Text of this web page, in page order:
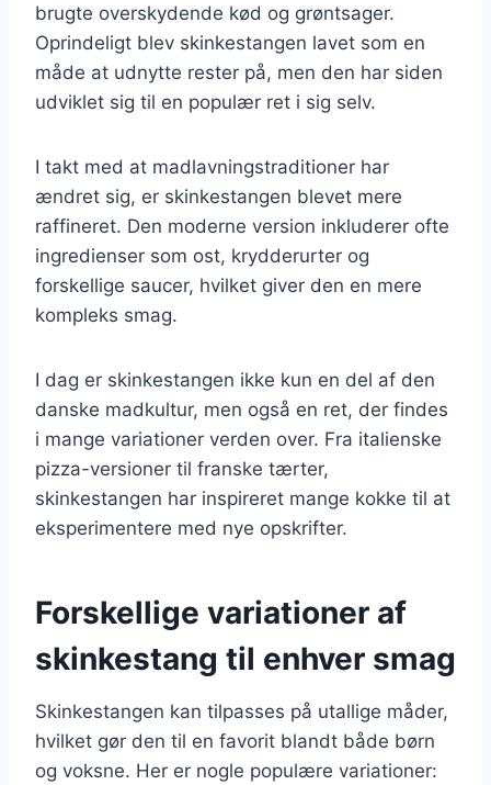
brugte overskydende kød og grøntsager.
Oprindeligt blev skinkestangen lavet som en
måde at udnytte rester på, men den har siden
udviklet sig til en populær ret i sig selv.
I takt med at madlavningstraditioner har
ændret sig, er skinkestangen blevet mere
raffineret. Den moderne version inkluderer ofte
ingredienser som ost, krydderurter og
forskellige saucer, hvilket giver den en mere
kompleks smag.
I dag er skinkestangen ikke kun en del af den
danske madkultur, men også en ret, der findes
i mange variationer verden over. Fra italienske
pizza-versioner til franske tærter,
skinkestangen har inspireret mange kokke til at
eksperimentere med nye opskrifter.
Forskellige variationer af
skinkestang til enhver smag
Skinkestangen kan tilpasses på utallige måder,
hvilket gør den til en favorit blandt både børn
og voksne. Her er nogle populære variationer: